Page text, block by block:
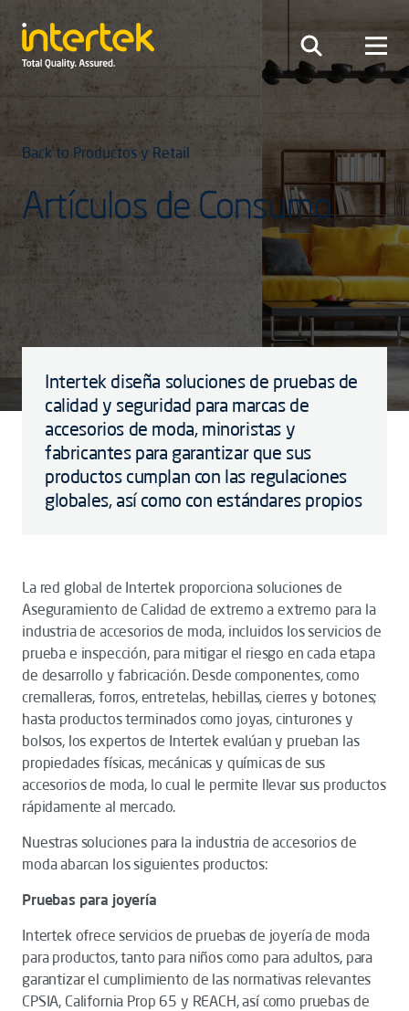
Back to Productos y Retail
Artículos de Consumo
Intertek diseña soluciones de pruebas de
calidad y seguridad para marcas de
accesorios de moda, minoristas y
fabricantes para garantizar que sus
productos cumplan con las regulaciones
globales, así como con estándares propios
La red global de Intertek proporciona soluciones de
Aseguramiento de Calidad de extremo a extremo para la
industria de accesorios de moda, incluidos los servicios de
prueba e inspección, para mitigar el riesgo en cada etapa
de desarrollo y fabricación. Desde componentes, como
cremalleras, forros, entretelas, hebillas, cierres y botones;
hasta productos terminados como joyas, cinturones y
bolsos, los expertos de Intertek evalúan y prueban las
propiedades físicas, mecánicas y químicas de sus
accesorios de moda, lo cual le permite llevar sus productos
rápidamente al mercado.
Nuestras soluciones para la industria de accesorios de
moda abarcan los siguientes productos:
Pruebas para joyería
Intertek ofrece servicios de pruebas de joyería de moda
para productos, tanto para niños como para adultos, para
garantizar el cumplimiento de las normativas relevantes
CPSIA, California Prop 65 y REACH, así como pruebas de